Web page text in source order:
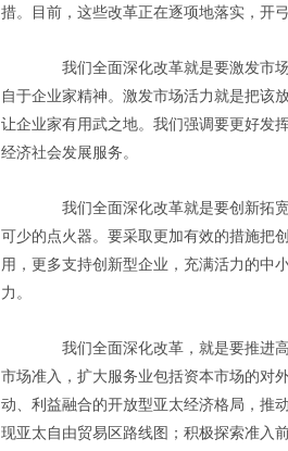
措。目前，这些改革正在逐项地落实，开
我们全面深化改革就是要激发市场
自于企业家精神。激发市场活力就是把该
让企业家有用武之地。我们强调要更好发
经济社会发展服务。
我们全面深化改革就是要创新拓宽
可少的点火器。要采取更加有效的措施把
用，更多支持创新型企业，充满活力的中
力。
我们全面深化改革，就是要推进高
市场准入，扩大服务业包括资本市场的对
动、利益融合的开放型亚太经济格局，推
现亚太自由贸易区路线图；积极探索准入